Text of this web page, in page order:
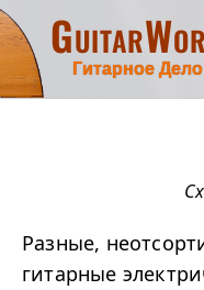
Гитарное Дело
Разные,
гитарные